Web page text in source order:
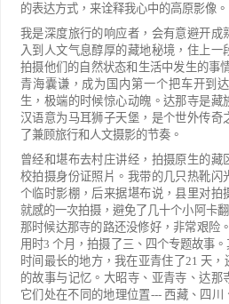
的表达方式，来诠释我心中的高原影像。
我是深度旅行的响应者，会有意避开成
入到人文气息醇厚的藏地秘境，住上一
拍摄他们的自然状态和生活中发生的事
青海囊谦，成为国内第一个把车开到
生，极端的时候惊心动魄。达那寺是藏
汉语意为马耳狮子天堡， 是个世外传奇
了兼顾旅行和人文摄影的节奏。
曾经和堪布去村庄讲经，拍摄原生的藏
校拍摄身份证照片。我带的几只热靴闪
个临时影棚，后来据堪布说，县里对拍
就感的一次拍摄，避免了几十个小阿卡
那时候达那寺的路还没修好，非常艰险
用时3个月，拍摄了三、四个专题故事
时间最长的地方，我在亚青住了21 天，
的故事与记忆。大昭寺、亚青寺、达那
它们处在不同的地理位置--- 西藏、四川